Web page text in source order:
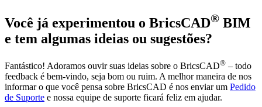
Você já experimentou o BricsCAD® BIM
e tem algumas ideias ou sugestões?
Fantástico! Adoramos ouvir suas ideias sobre o BricsCAD® – todo
feedback é bem-vindo, seja bom ou ruim. A melhor maneira de nos
informar o que você pensa sobre BricsCAD é nos enviar um Pedido
de Suporte e nossa equipe de suporte ficará feliz em ajudar.